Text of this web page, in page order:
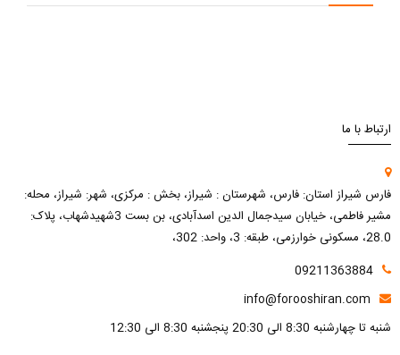
ارتباط با ما
فارس شیراز استان: فارس، شهرستان : شیراز، بخش : مرکزی، شهر: شیراز، محله:
مشیر فاطمی، خیابان سیدجمال الدین اسدآبادی، بن بست 3شهیدشهاب، پلاک:
28.0، مسکونی خوارزمی، طبقه: 3، واحد: 302،
09211363884
info@forooshiran.com
شنبه تا چهارشنبه 8:30 الی 20:30 پنجشنبه 8:30 الی 12:30